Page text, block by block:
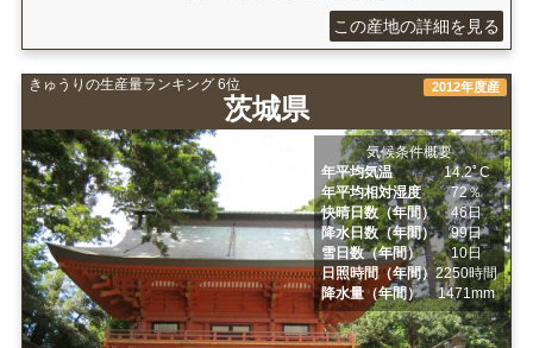
この産地の詳細を見る
きゅうりの生産量ランキング 6位
茨城県
2012年度産
気候条件概要
年平均気温
14.2ﾟC
年平均相対湿度
72％
快晴日数（年間）
46日
降水日数（年間）
99日
雪日数（年間）
10日
日照時間（年間）2250時間
降水量（年間）
1471mm